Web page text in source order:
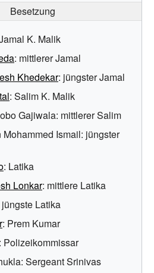
Besetzung
K. Malik
: mittlerer Jamal
Khedekar: jüngster Jamal
: Salim K. Malik
Gajiwala: mittlerer Salim
Ismail: jüngster
: Latika
Lonkar: mittlere Latika
jüngste Latika
: Prem Kumar
: Polizeikommissar
: Sergeant Srinivas